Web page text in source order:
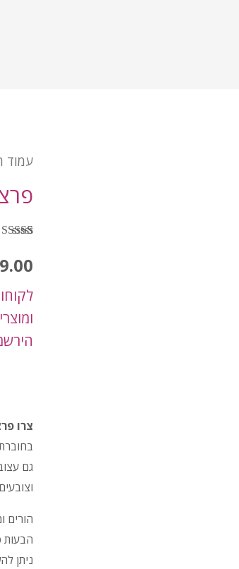
עמוד
על
צרו
גם
הורים
הבעות
ניתן